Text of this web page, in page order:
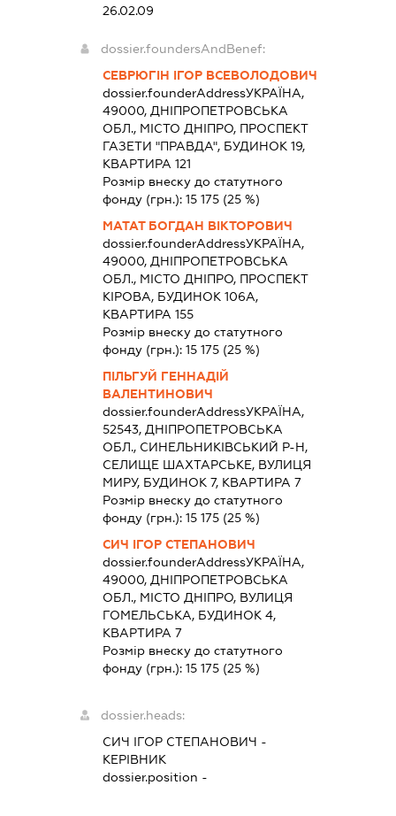
26.02.09
dossier.foundersAndBenef:
СЕВРЮГІН ІГОР ВСЕВОЛОДОВИЧ
dossier.founderAddressУКРАЇНА,
49000, ДНІПРОПЕТРОВСЬКА
ОБЛ., МІСТО ДНІПРО, ПРОСПЕКТ
ГАЗЕТИ "ПРАВДА", БУДИНОК 19,
КВАРТИРА 121
Розмір внеску до статутного
фонду (грн.): 15 175(25 %)
МАТАТ БОГДАН ВІКТОРОВИЧ
dossier.founderAddressУКРАЇНА,
49000, ДНІПРОПЕТРОВСЬКА
ОБЛ., МІСТО ДНІПРО, ПРОСПЕКТ
КІРОВА, БУДИНОК 106А,
КВАРТИРА 155
Розмір внеску до статутного
фонду (грн.): 15 175(25 %)
ПІЛЬГУЙ ГЕННАДІЙ
ВАЛЕНТИНОВИЧ
dossier.founderAddressУКРАЇНА,
52543, ДНІПРОПЕТРОВСЬКА
ОБЛ., СИНЕЛЬНИКІВСЬКИЙ Р-Н,
СЕЛИЩЕ ШАХТАРСЬКЕ, ВУЛИЦЯ
МИРУ, БУДИНОК 7, КВАРТИРА 7
Розмір внеску до статутного
фонду (грн.): 15 175(25 %)
СИЧ ІГОР СТЕПАНОВИЧ
dossier.founderAddressУКРАЇНА,
49000, ДНІПРОПЕТРОВСЬКА
ОБЛ., МІСТО ДНІПРО, ВУЛИЦЯ
ГОМЕЛЬСЬКА, БУДИНОК 4,
КВАРТИРА 7
Розмір внеску до статутного
фонду (грн.): 15 175(25 %)
dossier.heads:
СИЧ ІГОР СТЕПАНОВИЧ -
КЕРІВНИК
dossier.position -